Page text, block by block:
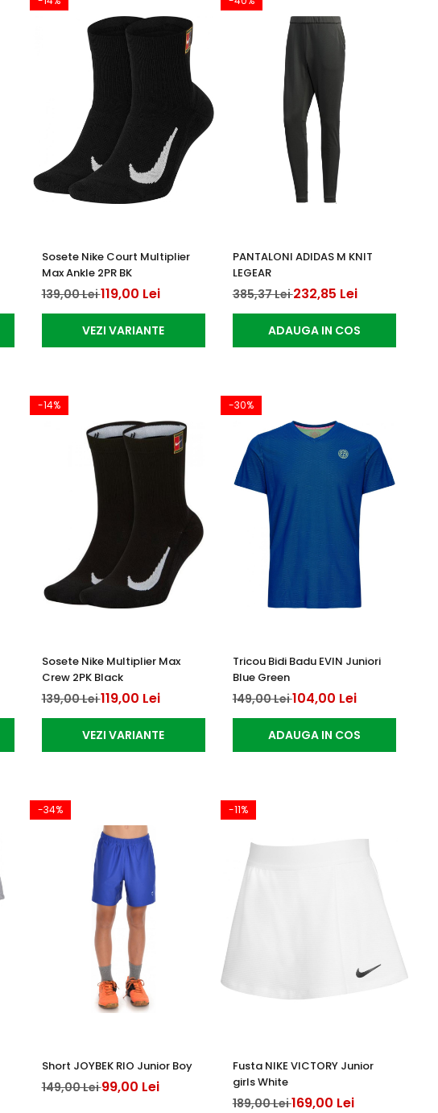
Sosete Nike Court Multiplier
Max Ankle 2PR BK
139,00 Lei119,00 Lei
VEZI VARIANTE
PANTALONI ADIDAS M KNIT
LEGEAR
385,37 Lei232,85 Lei
ADAUGA IN COS
-14%
Sosete Nike Multiplier Max
Crew 2PK Black
139,00 Lei119,00 Lei
VEZI VARIANTE
-30%
Tricou Bidi Badu EVIN Juniori
Blue Green
149,00 Lei104,00 Lei
ADAUGA IN COS
-34%
Short JOYBEK RIO Junior Boy
149,00 Lei99,00 Lei
-11%
Fusta NIKE VICTORY Junior
girls White
189,00 Lei169,00 Lei